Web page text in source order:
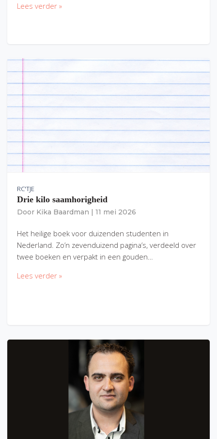
Lees verder »
RC'TJE
Drie kilo saamhorigheid
Door Kika Baardman 11 mei 2026
Het heilige boek voor duizenden studenten in
Nederland. Zo’n zevenduizend pagina’s, verdeeld over
twee boeken en verpakt in een gouden…
Lees verder »